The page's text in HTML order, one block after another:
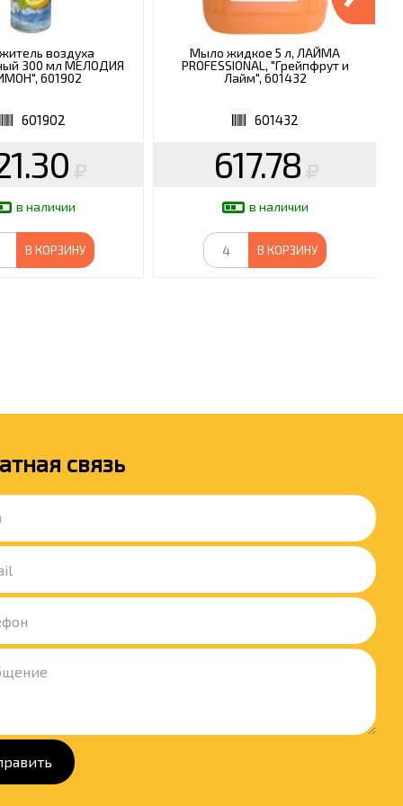
воздуха
300 мл МЕЛОДИЯ
601902
601902
в наличии
В КОРЗИНУ
Мыло жидкое 5 л, ЛАЙМА
PROFESSIONAL, "Грейпфрут и
Лайм", 601432
601432
617.78
в наличии
В КОРЗИНУ
связь